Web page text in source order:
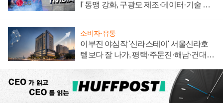
I' 동맹 강화, 구광모 제조·데이터·기술 결
소비자·유통
이부진 야심작 '신라스테이' 서울신라호
텔보다 잘 나가, 평택·주문진·해남·건대로